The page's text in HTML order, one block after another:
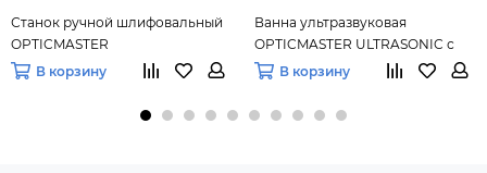
Станок ручной шлифовальный
OPTICMASTER
В корзину
Ванна ультразвуковая
OPTICMASTER ULTRASONIC с
таймером 1200Н
В корзину